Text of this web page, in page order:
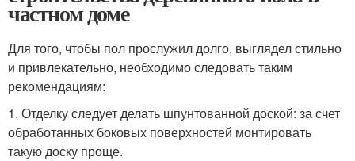
частном доме
Для того, чтобы пол прослужил долго, выглядел стильно
и привлекательно, необходимо следовать таким
рекомендациям:
1. Отделку следует делать шпунтованной доской: за счет
обработанных боковых поверхностей монтировать
такую доску проще.